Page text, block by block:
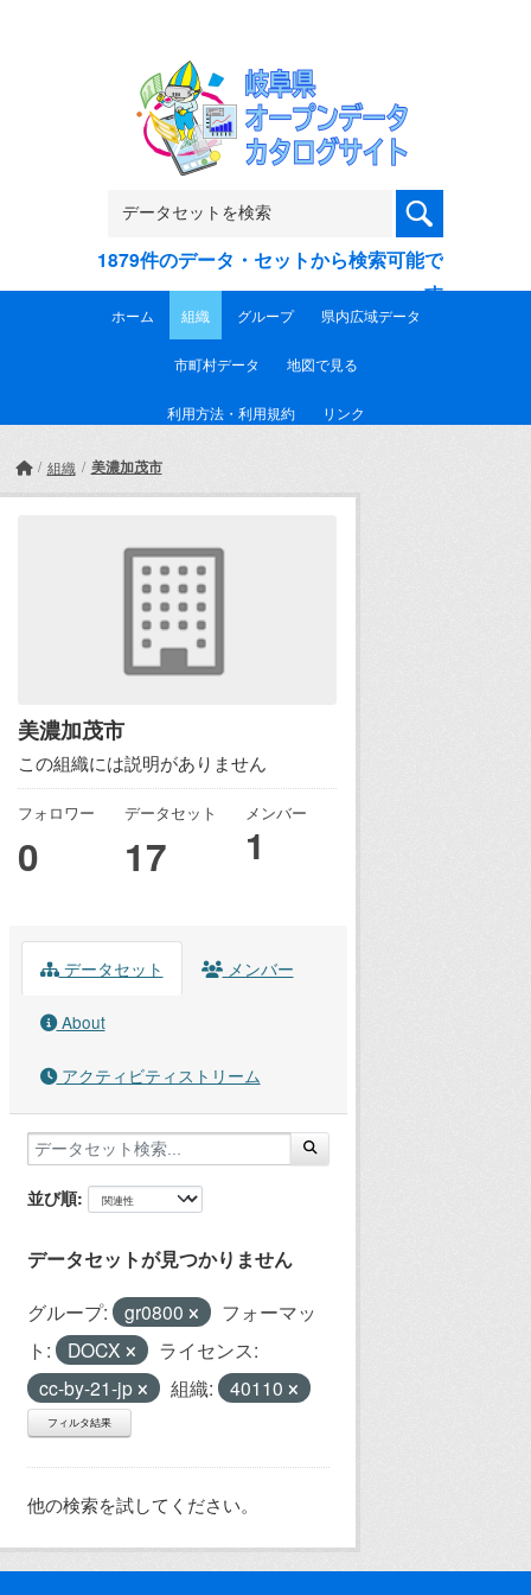
1879件のデータ・セットから検索可能で
す
ホーム 組織 グループ 県内広域データ
市町村データ 地図で見る
利用方法・利用規約 リンク
組織 美濃加茂市
美濃加茂市
この組織には説明がありません
フォロワー
0
データセット
17
メンバー
1
データセット メンバー
About
アクティビティストリーム
並び順
データセットが見つかりません
グループ: gr0800
フォーマッ
ト:
DOCX
ライセンス:
cc-by-21-jp
組織: 40110
フィルタ結果
他の検索を試してください。